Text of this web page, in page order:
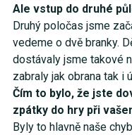
Ale vstup do druhé
Druhý poločas jsme
vedeme o dvě branky.
dostávaly jsme takové
zabraly jak obrana tak i
Čím to bylo, že jste
zpátky do hry při
Byly to hlavně naše